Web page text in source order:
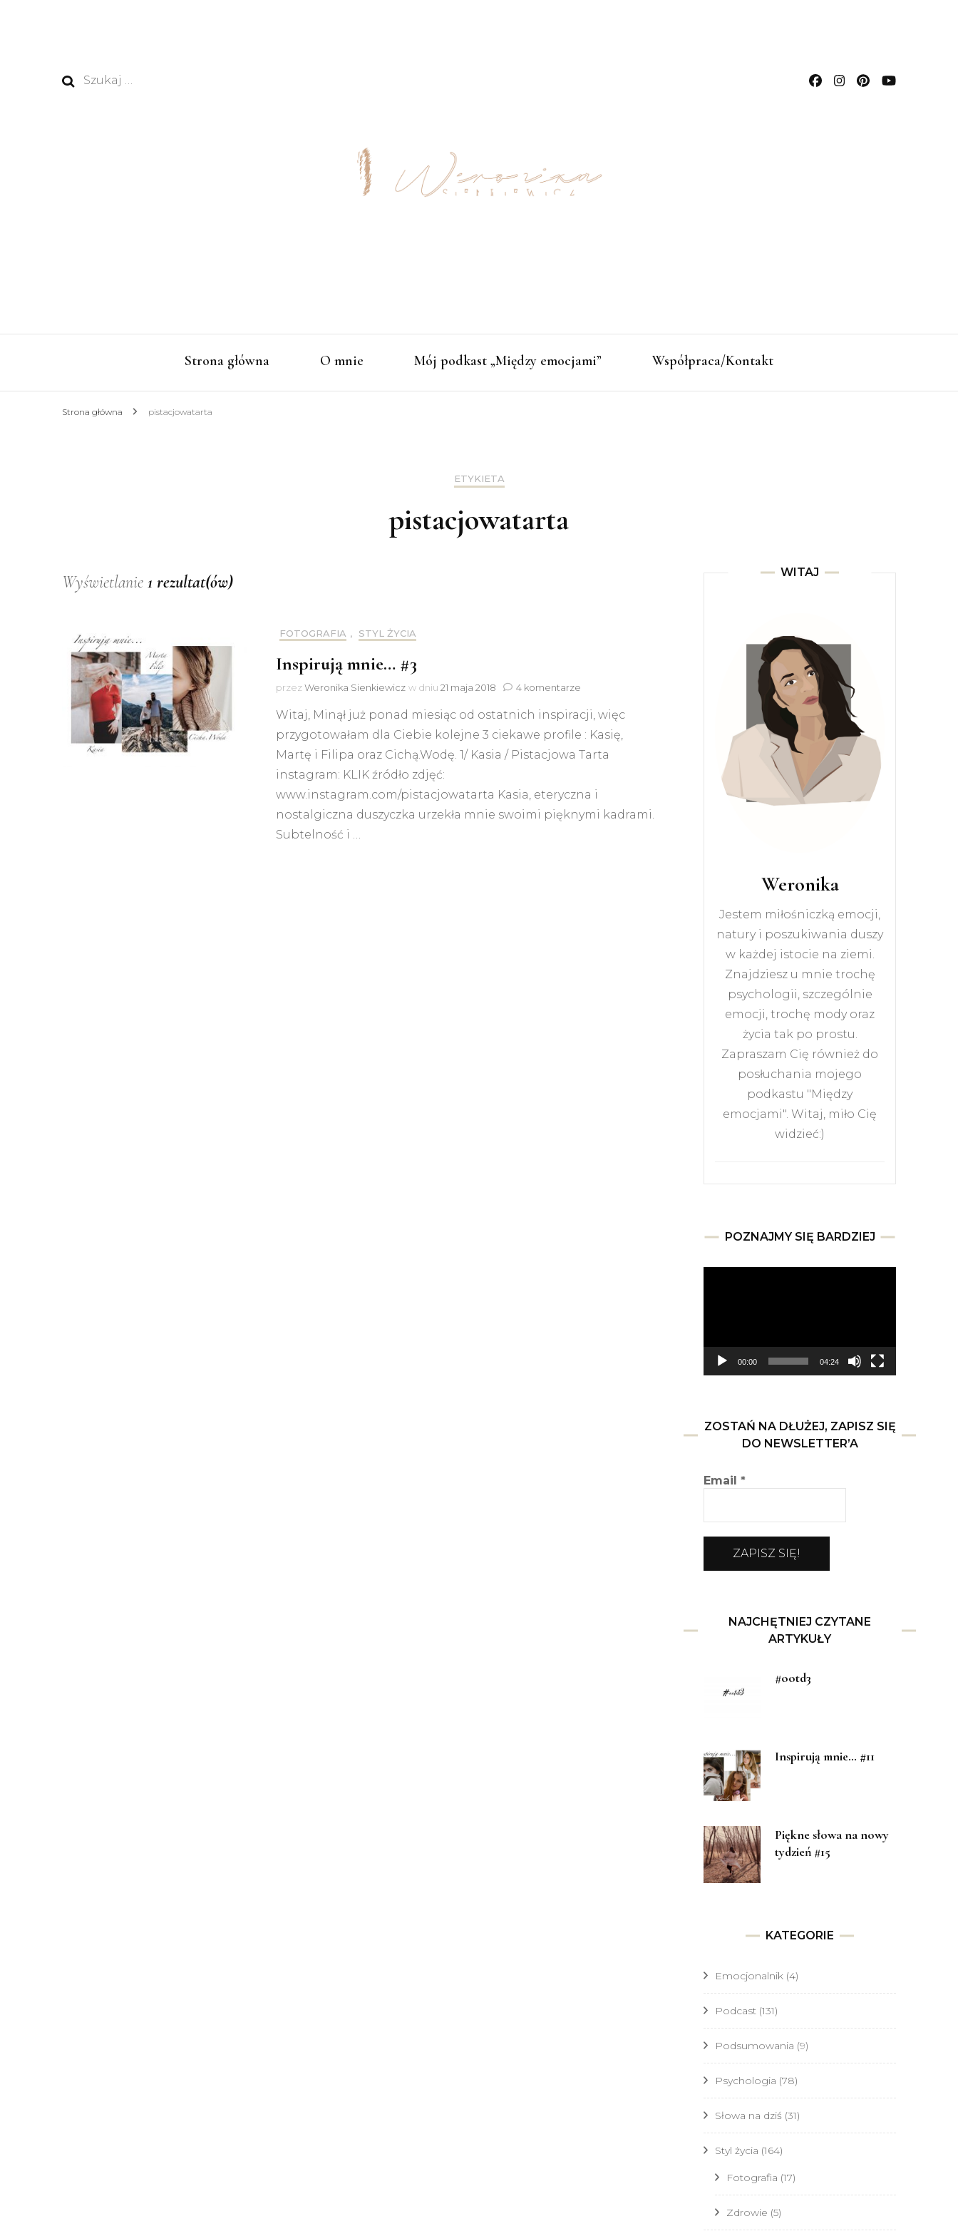
Szukaj:
Strona główna O mnie Mój podkast „Między emocjami” Współpraca/Kontakt
Strona główna pistacjowatarta
ETYKIETA
pistacjowatarta
Wyświetlanie 1 rezultat(ów)
FOTOGRAFIA , STYL ŻYCIA
Inspirują mnie… #3
przezWeronika Sienkiewicz w dniu 21 maja 2018 4 komentarze
mnie…
#3
Witaj, Minął już ponad miesiąc od ostatnich inspiracji, więc
przygotowałam dla Ciebie kolejne 3 ciekawe profile : Kasię,
Martę i Filipa oraz Cichą.Wodę. 1/ Kasia / Pistacjowa Tarta
instagram: KLIK źródło zdjęć:
www.instagram.com/pistacjowatarta Kasia, eteryczna i
nostalgiczna duszyczka urzekła mnie swoimi pięknymi kadrami.
Subtelność i …
WITAJ
Weronika
Jestem miłośniczką emocji,
natury i poszukiwania duszy
w każdej istocie na ziemi.
Znajdziesz u mnie trochę
psychologii, szczególnie
emocji, trochę mody oraz
życia tak po prostu.
Zapraszam Cię również do
posłuchania mojego
podkastu "Między
emocjami". Witaj, miło Cię
widzieć:)
POZNAJMY SIĘ BARDZIEJ
00:00 04:24
ZOSTAŃ NA DŁUŻEJ, ZAPISZ SIĘ
DO NEWSLETTER’A
Email *
NAJCHĘTNIEJ CZYTANE
ARTYKUŁY
#ootd3
Inspirują mnie… #11
Piękne słowa na nowy
tydzień #15
KATEGORIE
Emocjonalnik (4)
Podcast (131)
Podsumowania (9)
Psychologia (78)
Słowa na dziś (31)
Styl życia (164)
Fotografia (17)
Zdrowie (5)